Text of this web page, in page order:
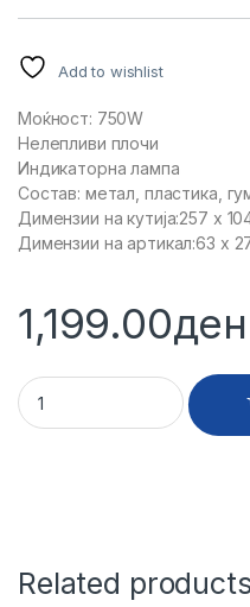
Add to wishlist
Моќност: 750W
Нелепливи плочи
Индикаторна лампа
Состав: метал, пластика,
Димензии на кутија:257 x
Димензии на артикал:63 x
1,199.00ден
24109 - 178870 TOSTER
Related